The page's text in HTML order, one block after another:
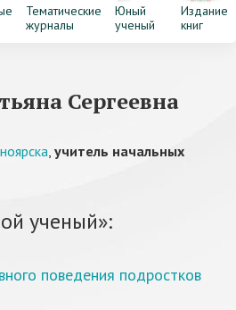
Тематические
журналы
Юный
ученый
Издание
книг
Сергеевна
, учитель начальных
ученый»:
поведения подростков